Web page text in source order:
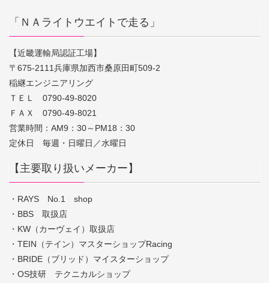
「ＮＡライトウエイトで走る」
【近畿運輸局認証工場】
〒675-2111兵庫県加西市桑原田町509-2
稲継エンジニアリング
ＴＥＬ 0790-49-8020
ＦＡＸ 0790-49-8021
営業時間：AM9：30～PM18：30
定休日 毎週・日曜日／水曜日
【主要取り扱いメーカー】
・RAYS No.1 shop
・BBS 取扱店
・KW（カーヴェイ）取扱店
・TEIN（テイン）マスターショップRacing
・BRIDE（ブリッド）マイスターショップ
・OS技研 テクニカルショップ